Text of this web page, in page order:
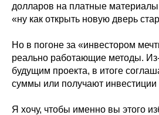
долларов на платные
«ну как открыть новую дверь
Но в погоне за «инвестором
реально работающие методы. Из-
будущим проекта, в итоге
суммы или получают инвестиции
Я хочу, чтобы именно вы этого